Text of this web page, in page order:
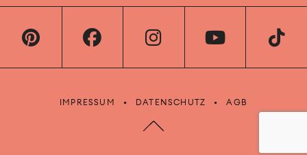
IMPRESSUM DATENSCHUTZ AGB